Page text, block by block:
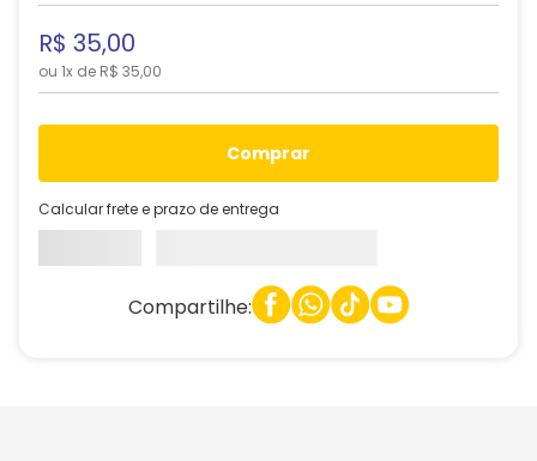
R$ 35,00
ou 1x de R$ 35,00
comprar
Calcular frete e prazo de entrega
Compartilhe: